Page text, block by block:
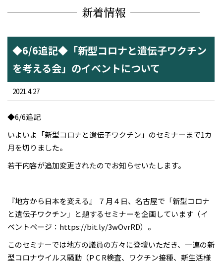
新着情報
◆6/6追記◆「新型コロナと遺伝子ワクチン
を考える会」のイベントについて
2021.4.27
◆6/6追記
いよいよ「新型コロナと遺伝子ワクチン」のセミナーまで1カ
月を切りました。
若干内容が追加変更されたのでお知らせいたします。
『地方から日本を変える』 ７月４日、名古屋で「新型コロナ
と遺伝子ワクチン」と題するセミナーを企画しています（イ
ベントページ： https://bit.ly/3wOvrRD）。
このセミナーでは地方の議員の方々に登壇いただき、一連の新
型コロナウイルス騒動（P C R検査、ワクチン接種、新生活様